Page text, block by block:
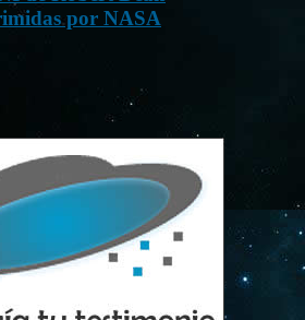
por NASA